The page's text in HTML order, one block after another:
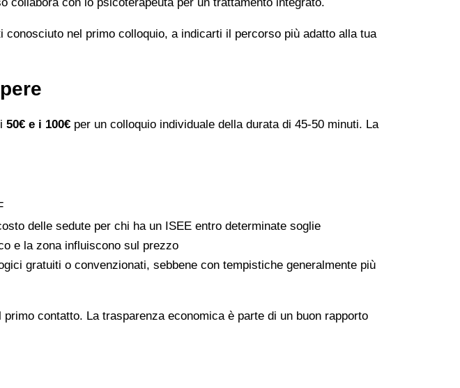
nel primo colloquio, a indicarti il percorso più adatto alla tua
50€ e i 100€ per un colloquio individuale della durata di 45-50 minuti. La
delle sedute per chi ha un ISEE entro determinate soglie
e la zona influiscono sul prezzo
gratuiti o convenzionati, sebbene con tempistiche generalmente più
contatto. La trasparenza economica è parte di un buon rapporto